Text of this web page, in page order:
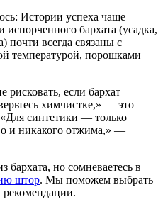
Истории успеха чаще
бархата (усадка,
почти всегда связаны с
температурой, порошками
если бархат
химчистке,» — это
синтетики — только
и никакого отжима,» —
но сомневаетесь в
штор. Мы поможем выбрать